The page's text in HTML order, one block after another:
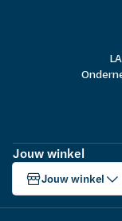
Jouw winkel
Jouw winkel